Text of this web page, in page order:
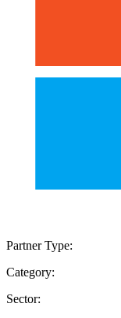
Partner Type:
Category:
Sector: